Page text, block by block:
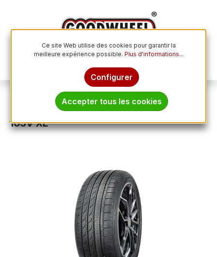
TRACMAX ICE-PLUS S210 235/55R17
103V XL
Ignorer la galerie d'images
Ce site Web utilise des cookies pour garantir la
meilleure expérience possible. Plus d'informations...
Configurer
Accepter tous les cookies